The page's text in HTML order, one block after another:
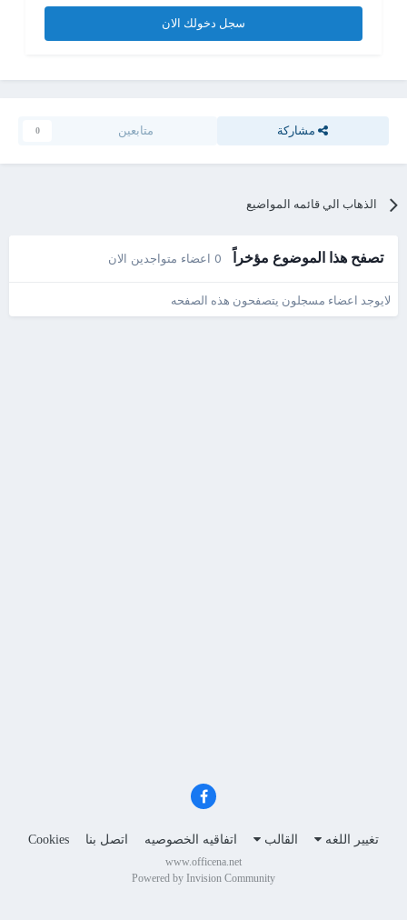
سجل دخولك الان
مشاركة متابعين 0
الذهاب الي قائمه المواضيع
تصفح هذا الموضوع مؤخراً 0 اعضاء متواجدين الان
لايوجد اعضاء مسجلون يتصفحون هذه الصفحه
تغيير اللغه القالب اتفاقيه الخصوصيه اتصل بنا Cookies
www.officena.net
Powered by Invision Community